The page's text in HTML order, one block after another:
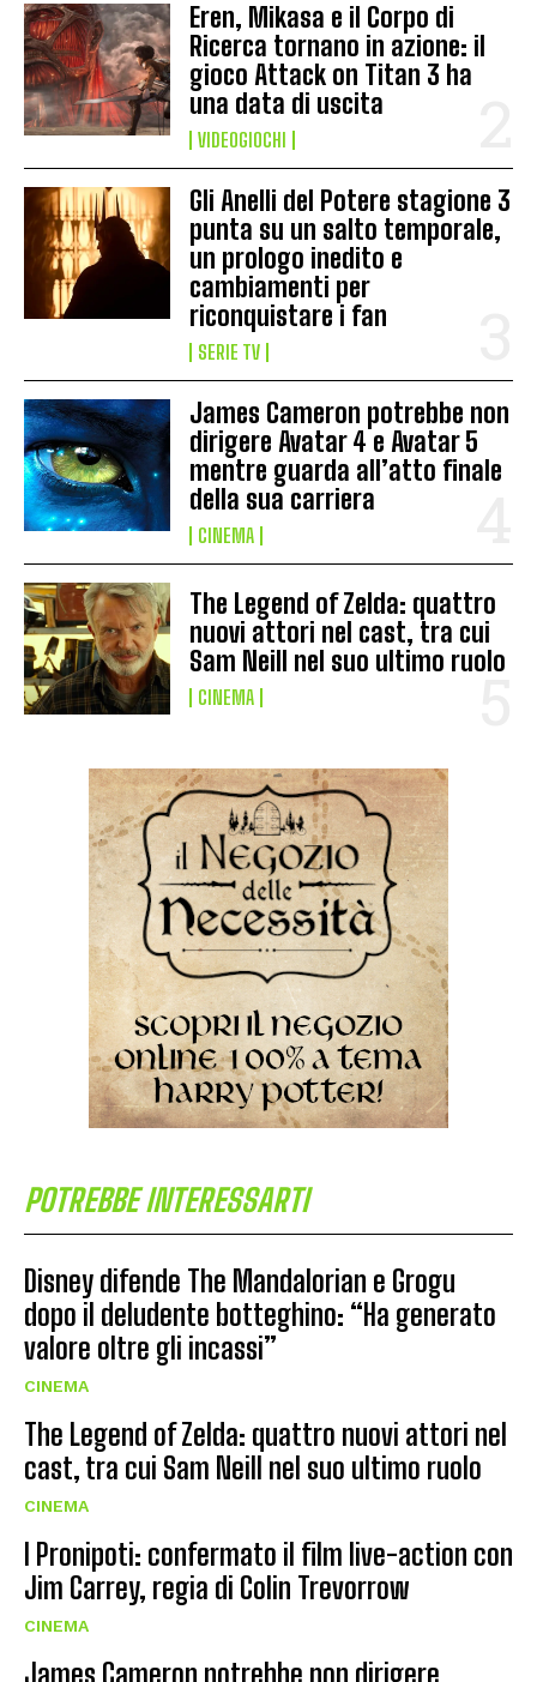
Eren, Mikasa e il Corpo di
Ricerca tornano in azione: il
gioco Attack on Titan 3 ha
una data di uscita
VIDEOGIOCHI
Gli Anelli del Potere stagione 3
punta su un salto temporale,
un prologo inedito e
cambiamenti per
riconquistare i fan
SERIE TV
James Cameron potrebbe non
dirigere Avatar 4 e Avatar 5
mentre guarda all’atto finale
della sua carriera
CINEMA
The Legend of Zelda: quattro
nuovi attori nel cast, tra cui
Sam Neill nel suo ultimo ruolo
CINEMA
POTREBBE INTERESSARTI
Disney difende The Mandalorian e Grogu
dopo il deludente botteghino: “Ha generato
valore oltre gli incassi”
CINEMA
The Legend of Zelda: quattro nuovi attori nel
cast, tra cui Sam Neill nel suo ultimo ruolo
CINEMA
I Pronipoti: confermato il film live-action con
Jim Carrey, regia di Colin Trevorrow
CINEMA
James Cameron potrebbe non dirigere